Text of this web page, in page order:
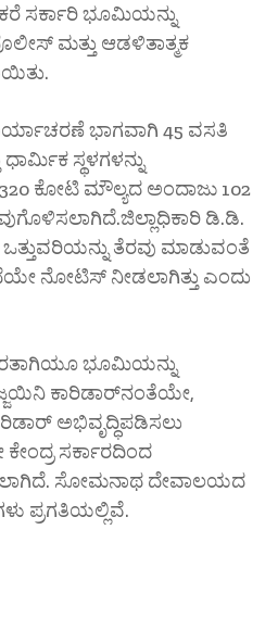
ಸರ್ಕಾರಿ ಭೂಮಿಯನ್ನು
ಮತ್ತು ಆಡಳಿತಾತ್ಮಕ
ಭಾಗವಾಗಿ 45 ವಸತಿ
ಸ್ಥಳಗಳನ್ನು
ಕೋಟಿ ಮೌಲ್ಯದ ಅಂದಾಜು 102
ಡಿ.ಡಿ.
ತೆರವು ಮಾಡುವಂತೆ
ನೋಟಿಸ್ ನೀಡಲಾಗಿತ್ತು ಎಂದು
ಭೂಮಿಯನ್ನು
ಕಾರಿಡಾರ್‌ನಂತೆಯೇ,
ಅಭಿವೃದ್ಧಿಪಡಿಸಲು
ಸರ್ಕಾರದಿಂದ
ಸೋಮನಾಥ ದೇವಾಲಯದ
ಪ್ರಗತಿಯಲ್ಲಿವೆ.